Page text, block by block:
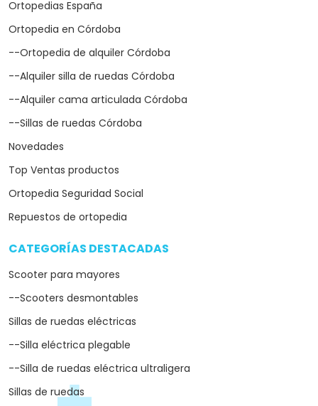
Ortopedias España
Ortopedia en Córdoba
--Ortopedia de alquiler Córdoba
--Alquiler silla de ruedas Córdoba
--Alquiler cama articulada Córdoba
--Sillas de ruedas Córdoba
Novedades
Top Ventas productos
Ortopedia Seguridad Social
Repuestos de ortopedia
CATEGORÍAS DESTACADAS
Scooter para mayores
--Scooters desmontables
Sillas de ruedas eléctricas
--Silla eléctrica plegable
--Silla de ruedas eléctrica ultraligera
Sillas de ruedas